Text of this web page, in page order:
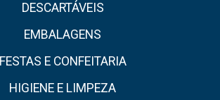
DESCARTÁVEIS
EMBALAGENS
FESTAS E CONFEITARIA
HIGIENE E LIMPEZA